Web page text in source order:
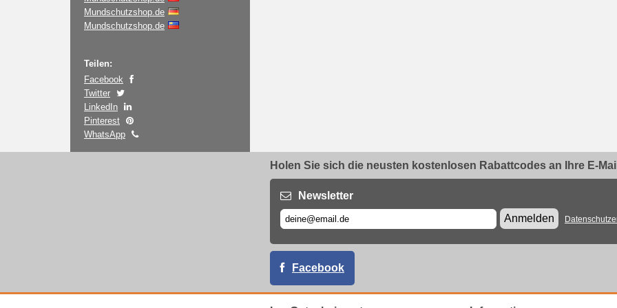
Mundschutzshop.de
Mundschutzshop.de
Teilen:
Facebook
Twitter
LinkedIn
Pinterest
WhatsApp
Holen Sie sich die neusten kostenlosen Rabattcodes an Ihre E-
Newsletter
Anmelden
Facebook